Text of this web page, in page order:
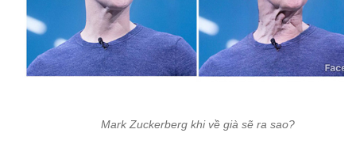
Mark Zuckerberg khi về già sẽ ra sao?